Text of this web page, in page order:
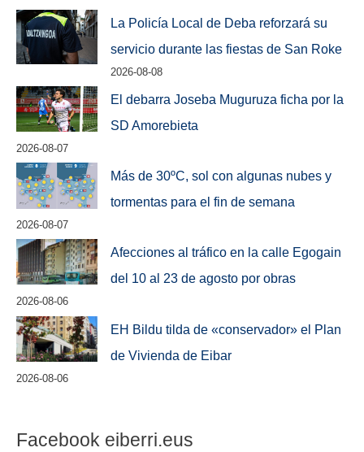
La Policía Local de Deba reforzará su
servicio durante las fiestas de San Roke
2026-08-08
El debarra Joseba Muguruza ficha por la
SD Amorebieta
2026-08-07
Más de 30ºC, sol con algunas nubes y
tormentas para el fin de semana
2026-08-07
Afecciones al tráfico en la calle Egogain
del 10 al 23 de agosto por obras
2026-08-06
EH Bildu tilda de «conservador» el Plan
de Vivienda de Eibar
2026-08-06
Facebook eiberri.eus